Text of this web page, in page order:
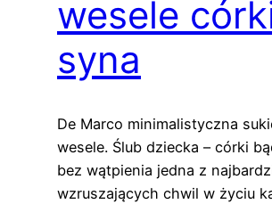
wesele
syna
De Marco minimalistyczna
wesele. Ślub dziecka – córki
bez wątpienia jedna z
wzruszających chwil w życiu